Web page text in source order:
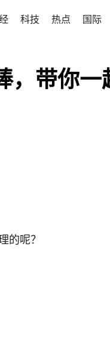
科技 热点 国际
，带你
的呢？